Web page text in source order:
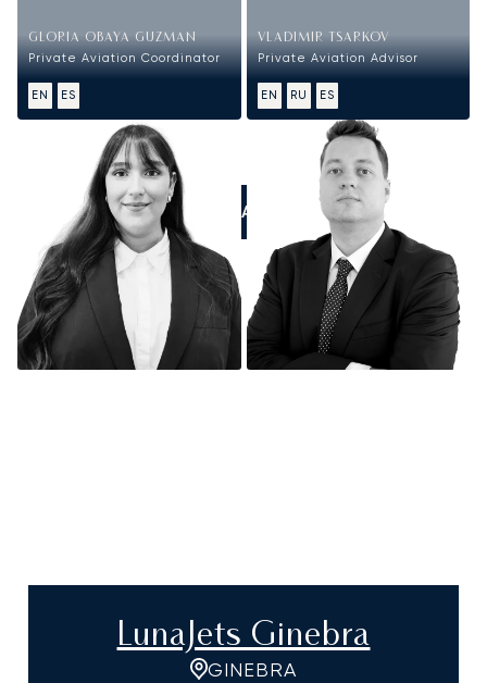
GLORIA OBAYA GUZMAN
Private Aviation Coordinator
EN ES
VLADIMIR TSARKOV
Private Aviation Advisor
EN RU ES
LLÁMANOS
LunaJets Ginebra
GINEBRA